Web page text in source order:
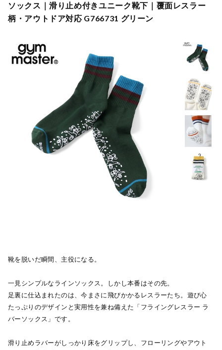
ソックス｜滑り止め付きユニーク靴下｜覆面レスラー
柄・アウトドア対応 G766731 グリーン
靴を脱いだ瞬間、主役になる。
一見シンプルなラインソックス。しかし本番はその先。
足裏に仕込まれたのは、今まさに飛びかかるレスラーたち。遊び心
たっぷりのデザインと実用性を兼ね備えた「フライングレスラー ラ
バーソックス」です。
滑り止めラバーがしっかり床をグリップし、フローリングやアウト